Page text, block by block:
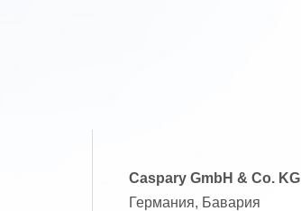
Caspary GmbH & Co. KG
Германия, Бавария